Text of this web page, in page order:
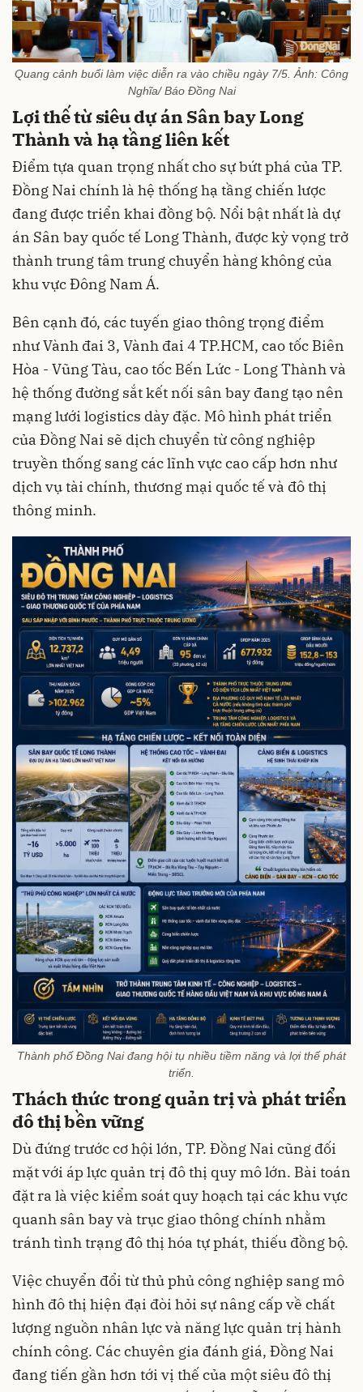
Quang cảnh buổi làm việc diễn ra vào chiều ngày 7/5. Ảnh: Công
Nghĩa/ Báo Đồng Nai
Lợi thế từ siêu dự án Sân bay Long
Thành và hạ tầng liên kết
Điểm tựa quan trọng nhất cho sự bứt phá của TP.
Đồng Nai chính là hệ thống hạ tầng chiến lược
đang được triển khai đồng bộ. Nổi bật nhất là dự
án Sân bay quốc tế Long Thành, được kỳ vọng trở
thành trung tâm trung chuyển hàng không của
khu vực Đông Nam Á.
Bên cạnh đó, các tuyến giao thông trọng điểm
như Vành đai 3, Vành đai 4 TP.HCM, cao tốc Biên
Hòa - Vũng Tàu, cao tốc Bến Lức - Long Thành và
hệ thống đường sắt kết nối sân bay đang tạo nên
mạng lưới logistics dày đặc. Mô hình phát triển
của Đồng Nai sẽ dịch chuyển từ công nghiệp
truyền thống sang các lĩnh vực cao cấp hơn như
dịch vụ tài chính, thương mại quốc tế và đô thị
thông minh.
Thành phố Đồng Nai đang hội tụ nhiều tiềm năng và lợi thế phát
triển.
Thách thức trong quản trị và phát triển
đô thị bền vững
Dù đứng trước cơ hội lớn, TP. Đồng Nai cũng đối
mặt với áp lực quản trị đô thị quy mô lớn. Bài toán
đặt ra là việc kiểm soát quy hoạch tại các khu vực
quanh sân bay và trục giao thông chính nhằm
tránh tình trạng đô thị hóa tự phát, thiếu đồng bộ.
Việc chuyển đổi từ thủ phủ công nghiệp sang mô
hình đô thị hiện đại đòi hỏi sự nâng cấp về chất
lượng nguồn nhân lực và năng lực quản trị hành
chính công. Các chuyên gia đánh giá, Đồng Nai
đang tiến gần hơn tới vị thế của một siêu đô thị